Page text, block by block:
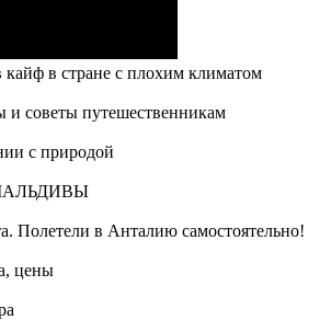
в стране с плохим климатом
и советы путешественникам
с природой
Полетели в Анталию самостоятельно!
цены